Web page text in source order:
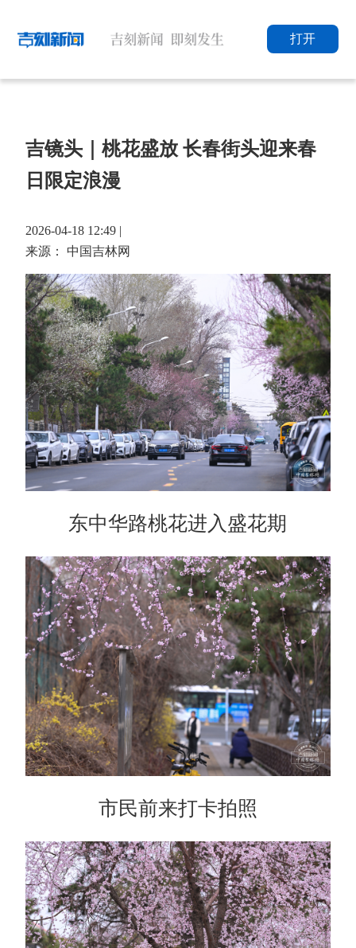
打开
吉镜头｜桃花盛放 长春街头迎来春
日限定浪漫
2026-04-18 12:49 |
来源： 中国吉林网
东中华路桃花进入盛花期
市民前来打卡拍照